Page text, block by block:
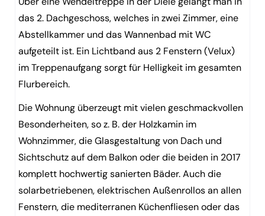
das 2. Dachgeschoss, welches in zwei Zimmer, eine
Abstellkammer und das Wannenbad mit WC
aufgeteilt ist. Ein Lichtband aus 2 Fenstern (Velux)
im Treppenaufgang sorgt für Helligkeit im gesamten
Flurbereich.
Die Wohnung überzeugt mit vielen geschmackvollen
Besonderheiten, so z. B. der Holzkamin im
Wohnzimmer, die Glasgestaltung von Dach und
Sichtschutz auf dem Balkon oder die beiden in 2017
komplett hochwertig sanierten Bäder. Auch die
solarbetriebenen, elektrischen Außenrollos an allen
Fenstern, die mediterranen Küchenfliesen oder das